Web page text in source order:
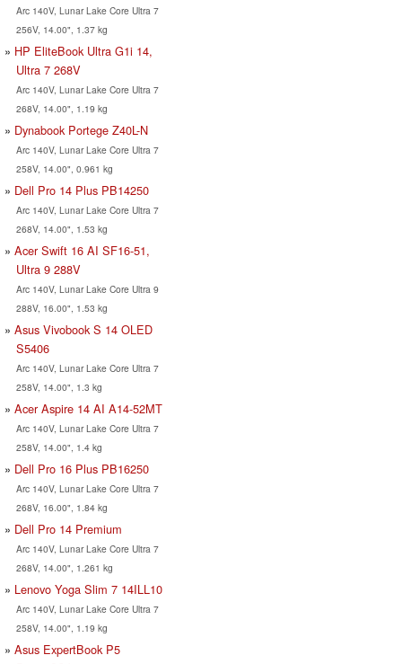
Arc 140V, Lunar Lake Core Ultra 7
256V, 14.00", 1.37 kg
HP EliteBook Ultra G1i 14,
Ultra 7 268V
Arc 140V, Lunar Lake Core Ultra 7
268V, 14.00", 1.19 kg
Dynabook Portege Z40L-N
Arc 140V, Lunar Lake Core Ultra 7
258V, 14.00", 0.961 kg
Dell Pro 14 Plus PB14250
Arc 140V, Lunar Lake Core Ultra 7
268V, 14.00", 1.53 kg
Acer Swift 16 AI SF16-51,
Ultra 9 288V
Arc 140V, Lunar Lake Core Ultra 9
288V, 16.00", 1.53 kg
Asus Vivobook S 14 OLED
S5406
Arc 140V, Lunar Lake Core Ultra 7
258V, 14.00", 1.3 kg
Acer Aspire 14 AI A14-52MT
Arc 140V, Lunar Lake Core Ultra 7
258V, 14.00", 1.4 kg
Dell Pro 16 Plus PB16250
Arc 140V, Lunar Lake Core Ultra 7
268V, 16.00", 1.84 kg
Dell Pro 14 Premium
Arc 140V, Lunar Lake Core Ultra 7
268V, 14.00", 1.261 kg
Lenovo Yoga Slim 7 14ILL10
Arc 140V, Lunar Lake Core Ultra 7
258V, 14.00", 1.19 kg
Asus ExpertBook P5